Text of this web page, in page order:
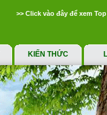
>> Click vào đây để xem
KIẾN THỨC